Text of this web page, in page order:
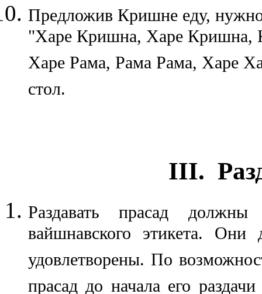
Предложив Кришне еду, нужно
"Харе Кришна, Харе Кришна,
Харе Рама, Рама Рама, Харе
стол.
III.
Раздавать прасад
вайшнавского этикета.
удовлетворены. По